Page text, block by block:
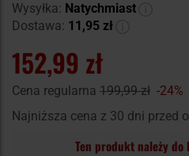
Wysyłka: Natychmiast
Dostawa: 11,95 zł
152,99 zł
Cena regularna 199,99 zł -24%
Najniższa cena z 30 dni przed
Ten produkt należy do